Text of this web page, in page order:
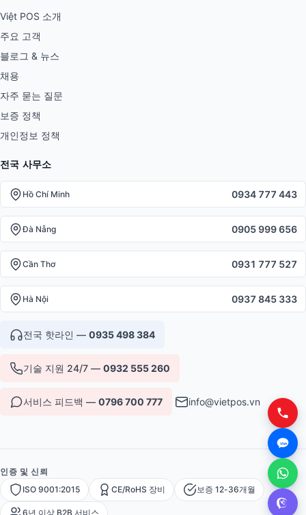
Việt POS 소개
주요 고객
블로그 & 뉴스
채용
자주 묻는 질문
보증 정책
개인정보 정책
전국 사무소
Hồ Chí Minh 0934 777 443
Đà Nẵng 0905 999 656
Cần Thơ 0931 777 527
Hà Nội 0937 845 333
전국 핫라인 — 0935 498 384
기술 지원 24/7 — 0932 555 260
서비스 피드백 — 0796 700 777 info@vietpos.vn
인증 및 신뢰
ISO 9001:2015
CE/RoHS 장비 보증 12-36개월
6년 이상 B2B 서비스